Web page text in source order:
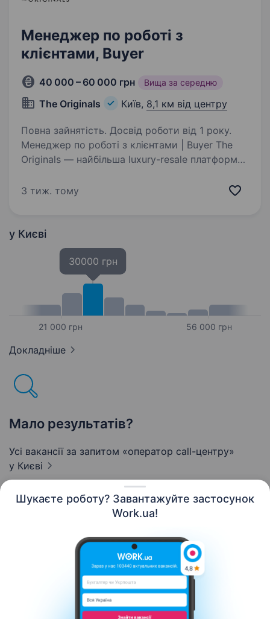
Шукаєте роботу? Завантажуйте застосунок
Work.ua!
Менеджер по роботі з
клієнтами, Buyer
40 000 – 60 000 грн Вища за середню
The Originals Київ, 8,1 км від центру
Повна зайнятість. Досвід роботи від 1 року.
Менеджер по роботі з клієнтами | Buyer The
Originals — найбільша luxury-resale платформа
та купувати автентичні речі відомих люкс
3 тиж. тому
у Києві
21 000 грн
30000 грн
56 000 грн
Докладніше
Мало результатів?
Усі вакансії за запитом «оператор call-центру»
у Києві